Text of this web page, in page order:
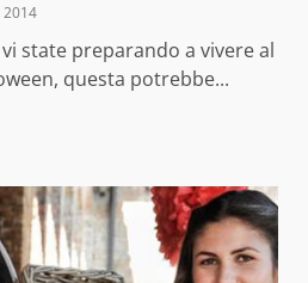
2014
vi state preparando a vivere al
questa potrebbe...